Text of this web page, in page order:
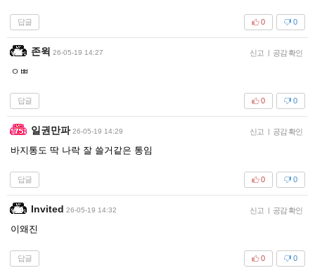
답글 0
0
존윅 26-05-19 14:27 신고 | 공감 확인
ㅇㅃ
답글 0
0
일권만파 26-05-19 14:29 신고 | 공감 확인
바지통도 딱 나락 잘 쓸거같은 통임
답글 0
0
Invited 26-05-19 14:32 신고 | 공감 확인
이왜진
답글 0
0